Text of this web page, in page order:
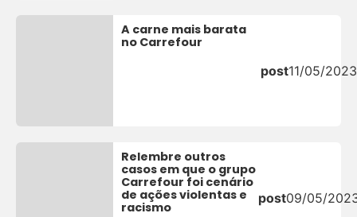
A carne mais barata
no Carrefour
post11/05/2023
Relembre outros
casos em que o grupo
Carrefour foi cenário
de ações violentas e
racismo
post09/05/